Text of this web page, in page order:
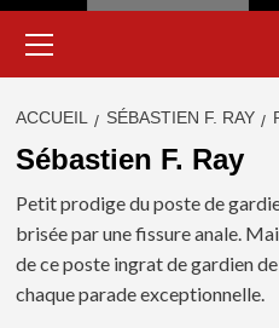
principal
ACCUEIL SÉBASTIEN F. RAY
Sébastien F. Ray
Petit prodige du poste de
brisée par une fissure anale.
de ce poste ingrat de gardien
chaque parade exceptionnelle.